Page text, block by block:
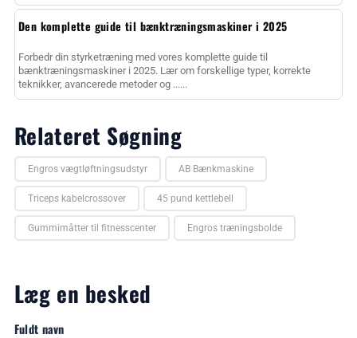
Den komplette guide til bænktræningsmaskiner i 2025
Forbedr din styrketræning med vores komplette guide til
bænktræningsmaskiner i 2025. Lær om forskellige typer, korrekte
teknikker, avancerede metoder og ......
Relateret Søgning
Engros vægtløftningsudstyr AB Bænkmaskine
Triceps kabelcrossover 45 pund kettlebell
Gummimåtter til fitnesscenter Engros træningsbolde
Læg en besked
Fuldt navn